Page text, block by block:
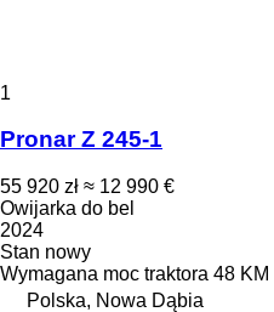
1
Pronar Z 245-1
55 920 zł ≈ 12 990 €
Owijarka do bel
2024
Stan nowy
Wymagana moc traktora 48 KM
Polska, Nowa Dąbia